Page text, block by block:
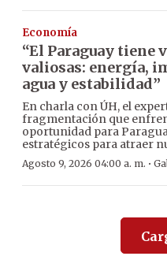
Economía
“El Paraguay tiene
valiosas: energía,
agua y estabilidad”
En charla con ÚH, el
fragmentación que
oportunidad para
estratégicos para atraer
Agosto 9, 2026 04:00 a. m. ·